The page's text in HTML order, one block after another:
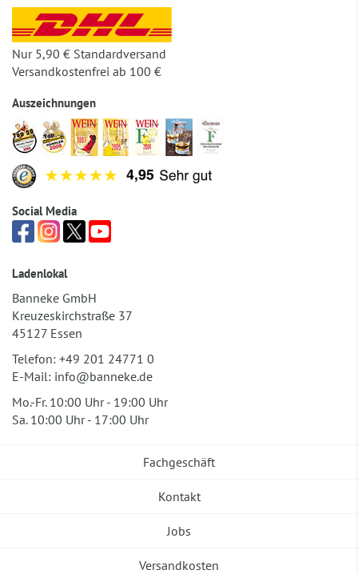
Nur 5,90 € Standardversand
Versandkostenfrei ab 100 €
Auszeichnungen
Social Media
Ladenlokal
Banneke GmbH
Kreuzeskirchstraße 37
45127 Essen
Telefon: +49 201 24771 0
E-Mail: info@banneke.de
Mo.-Fr. 10:00 Uhr - 19:00 Uhr
Sa. 10:00 Uhr - 17:00 Uhr
Fachgeschäft
Kontakt
Jobs
Versandkosten